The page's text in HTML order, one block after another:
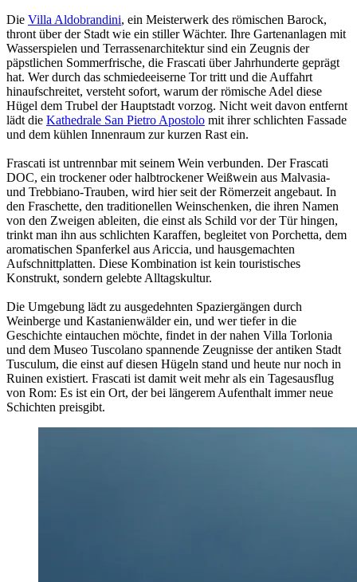
Die Villa Aldobrandini, ein Meisterwerk des römischen Barock,
thront über der Stadt wie ein stiller Wächter. Ihre Gartenanlagen mit
Wasserspielen und Terrassenarchitektur sind ein Zeugnis der
päpstlichen Sommerfrische, die Frascati über Jahrhunderte geprägt
hat. Wer durch das schmiedeeiserne Tor tritt und die Auffahrt
hinaufschreitet, versteht sofort, warum der römische Adel diese
Hügel dem Trubel der Hauptstadt vorzog. Nicht weit davon entfernt
lädt die Kathedrale San Pietro Apostolo mit ihrer schlichten Fassade
und dem kühlen Innenraum zur kurzen Rast ein.
Frascati ist untrennbar mit seinem Wein verbunden. Der Frascati
DOC, ein trockener oder halbtrockener Weißwein aus Malvasia-
und Trebbiano-Trauben, wird hier seit der Römerzeit angebaut. In
den Fraschette, den traditionellen Weinschenken, die ihren Namen
von den Zweigen ableiten, die einst als Schild vor der Tür hingen,
trinkt man ihn aus schlichten Karaffen, begleitet von Porchetta, dem
aromatischen Spanferkel aus Ariccia, und hausgemachten
Aufschnittplatten. Diese Kombination ist kein touristisches
Konstrukt, sondern gelebte Alltagskultur.
Die Umgebung lädt zu ausgedehnten Spaziergängen durch
Weinberge und Kastanienwälder ein, und wer tiefer in die
Geschichte eintauchen möchte, findet in der nahen Villa Torlonia
und dem Museo Tuscolano spannende Zeugnisse der antiken Stadt
Tusculum, die einst auf diesen Hügeln stand und heute nur noch in
Ruinen existiert. Frascati ist damit weit mehr als ein Tagesausflug
von Rom: Es ist ein Ort, der bei längerem Aufenthalt immer neue
Schichten preisgibt.